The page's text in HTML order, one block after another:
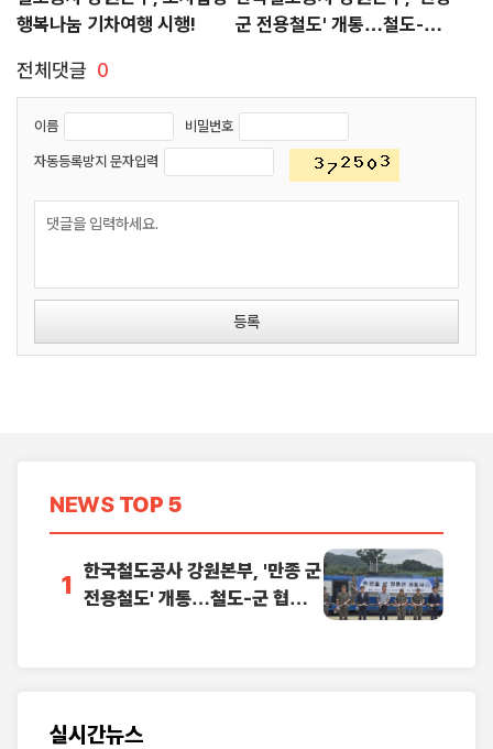
행복나눔 기차여행 시행!
군 전용철도' 개통…철도-군
전체댓글 0
이름 비밀번호
자동등록방지 문자입력
등록
NEWS TOP 5
1 한국철도공사 강원본부, '만종 군
전용철도' 개통…철도-군 협력으
실시간뉴스